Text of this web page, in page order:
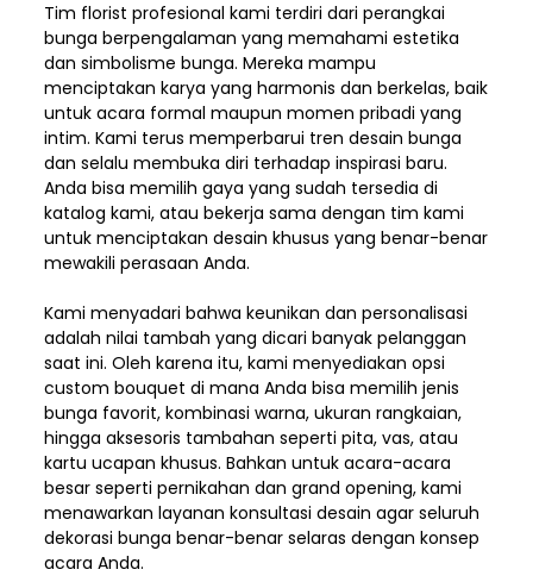
Tim florist profesional kami terdiri dari perangkai
bunga berpengalaman yang memahami estetika
dan simbolisme bunga. Mereka mampu
menciptakan karya yang harmonis dan berkelas, baik
untuk acara formal maupun momen pribadi yang
intim. Kami terus memperbarui tren desain bunga
dan selalu membuka diri terhadap inspirasi baru.
Anda bisa memilih gaya yang sudah tersedia di
katalog kami, atau bekerja sama dengan tim kami
untuk menciptakan desain khusus yang benar-benar
mewakili perasaan Anda.
Kami menyadari bahwa keunikan dan personalisasi
adalah nilai tambah yang dicari banyak pelanggan
saat ini. Oleh karena itu, kami menyediakan opsi
custom bouquet di mana Anda bisa memilih jenis
bunga favorit, kombinasi warna, ukuran rangkaian,
hingga aksesoris tambahan seperti pita, vas, atau
kartu ucapan khusus. Bahkan untuk acara-acara
besar seperti pernikahan dan grand opening, kami
menawarkan layanan konsultasi desain agar seluruh
dekorasi bunga benar-benar selaras dengan konsep
acara Anda.